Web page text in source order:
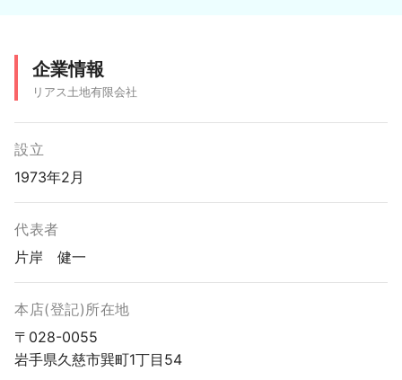
企業情報
リアス土地有限会社
設立
1973年2月
代表者
片岸 健一
本店(登記)所在地
〒028-0055
岩手県久慈市巽町1丁目54